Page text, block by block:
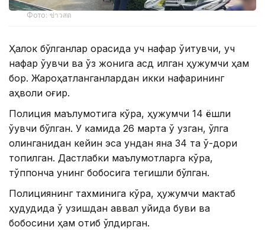
Фото: ข่าวสด
Ҳалок бўлганлар орасида уч нафар ўқитувчи, уч
нафар ўқувчи ва ўз жонига қасд қилган ҳужумчи ҳам
бор. Жароҳатланганлардан икки нафарининг
аҳволи оғир.
Полиция маълумотига кўра, ҳужумчи 14 ёшли
ўқувчи бўлган. У камида 26 марта ўқ узган, қўлга
олинганидан кейин эса ундан яна 34 та ўқ-дори
топилган. Дастлабки маълумотларга кўра,
тўппонча унинг бобосига тегишли бўлган.
Полициянинг тахминига кўра, ҳужумчи мактаб
ҳудудида ўқ узишдан аввал уйида буви ва
бобосини ҳам отиб ўлдирган.